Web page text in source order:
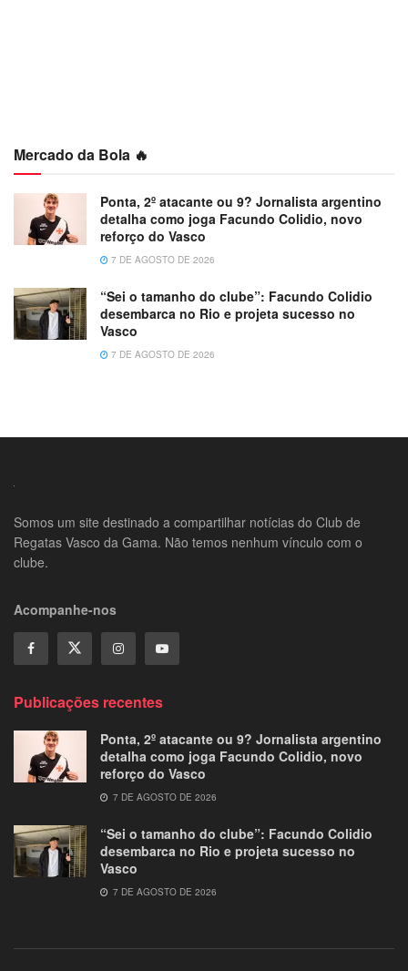
Mercado da Bola 🔥
Ponta, 2º atacante ou 9? Jornalista argentino
detalha como joga Facundo Colidio, novo
reforço do Vasco
7 DE AGOSTO DE 2026
“Sei o tamanho do clube”: Facundo Colidio
desembarca no Rio e projeta sucesso no
Vasco
7 DE AGOSTO DE 2026
Somos um site destinado a compartilhar notícias do Club de
Regatas Vasco da Gama. Não temos nenhum vínculo com o
clube.
Acompanhe-nos
Publicações recentes
Ponta, 2º atacante ou 9? Jornalista argentino
detalha como joga Facundo Colidio, novo
reforço do Vasco
7 DE AGOSTO DE 2026
“Sei o tamanho do clube”: Facundo Colidio
desembarca no Rio e projeta sucesso no
Vasco
7 DE AGOSTO DE 2026